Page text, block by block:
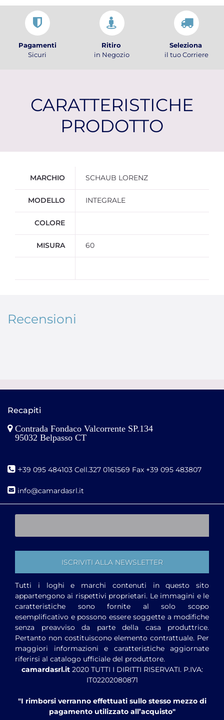
Pagamenti
Sicuri
Ritiro
in Negozio
Seleziona
il tuo Corriere
CARATTERISTICHE
PRODOTTO
MARCHIO SCHAUB LORENZ
MODELLO INTEGRALE
COLORE
MISURA 60
Recensioni
Recapiti
Contrada Fondaco Valcorrente SP.134
95032 Belpasso CT
+39 095 484103 Cell.327 0161569 Fax +39 095 483807
info@camardasrl.it
Tutti i loghi e marchi contenuti in questo sito
appartengono ai rispettivi proprietari. Le immagini e le
caratteristiche sono fornite al solo scopo
esemplificativo e possono essere soggette a modifiche
senza preavviso da parte della casa produttrice.
Pertanto non costituiscono elemento contrattuale. Per
maggiori informazioni e caratteristiche aggiornate
riferirsi al catalogo ufficiale del produttore.
camardasrl.it2020 TUTTI I DIRITTI RISERVATI. P.IVA:
IT02202080871
"I rimborsi verranno effettuati sullo stesso mezzo di
pagamento utilizzato all’acquisto"